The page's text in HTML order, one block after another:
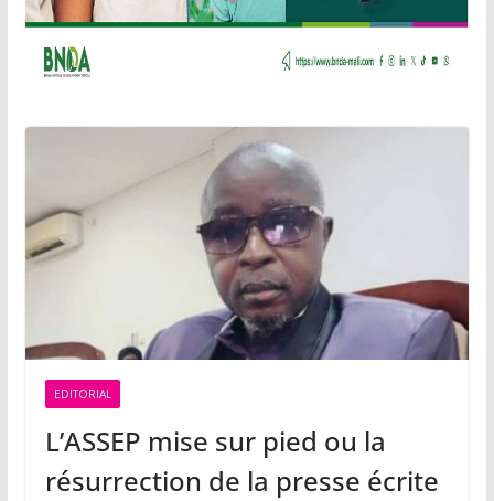
EDITORIAL
L’ASSEP mise sur pied ou la
résurrection de la presse écrite